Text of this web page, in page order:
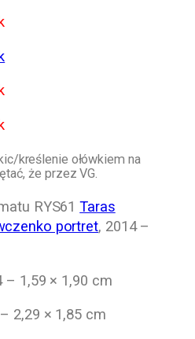
kreślenie ołówkiem na
że przez VG.
RYS61Taras
portret, 2014 –
– 1,59 × 1,90 cm
2,29 × 1,85 cm